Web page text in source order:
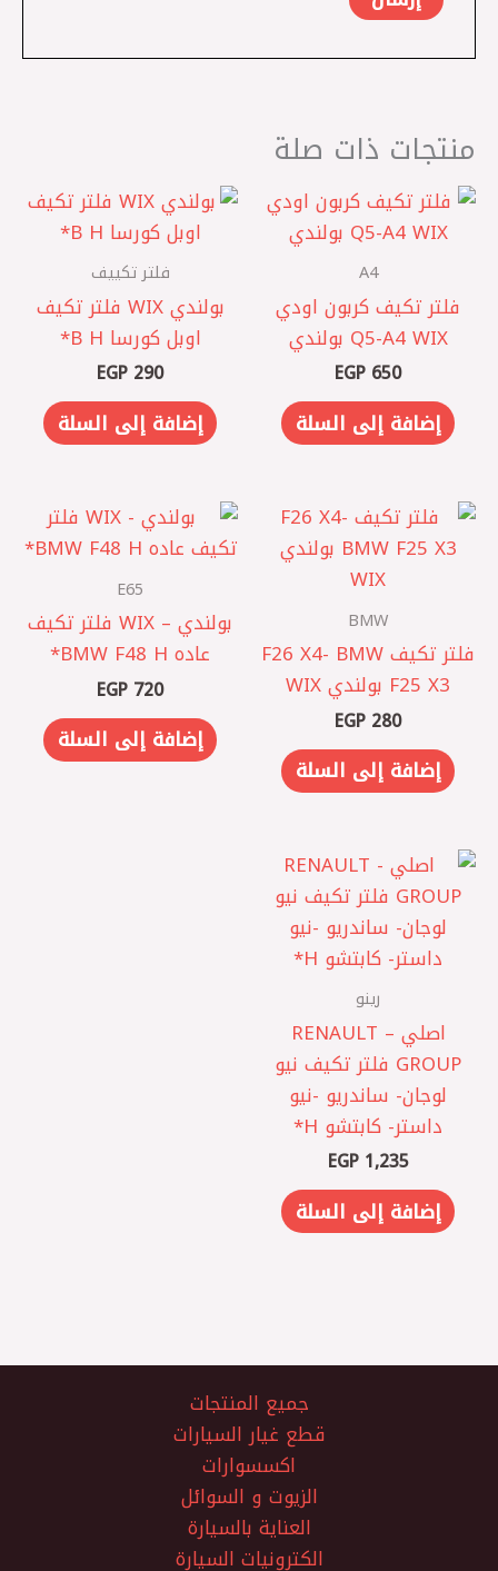
منتجات ذات صلة
A4
فلتر تكيف كربون اودي
Q5-A4 WIX بولندي
EGP 650
إضافة إلى السلة
فلتر تكييف
بولندي WIX فلتر تكيف
اوبل كورسا B H*
EGP 290
إضافة إلى السلة
BMW
فلتر تكيف F26 X4- BMW
F25 X3 بولندي WIX
EGP 280
إضافة إلى السلة
E65
بولندي – WIX فلتر تكيف
عاده BMW F48 H*
EGP 720
إضافة إلى السلة
رينو
اصلي – RENAULT
GROUP فلتر تكيف نيو
لوجان- ساندريو -نيو
داستر- كابتشو H*
EGP1,235
إضافة إلى السلة
جميع المنتجات
قطع غيار السيارات
اكسسوارات
الزيوت و السوائل
العناية بالسيارة
الكترونيات السيارة